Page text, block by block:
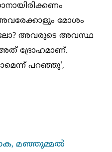
മോശം
അവരുടെ അവസ്ഥ
ദ്രോഹമാണ്.
പറഞ്ഞു',
മഞ്ഞുമ്മല്‍